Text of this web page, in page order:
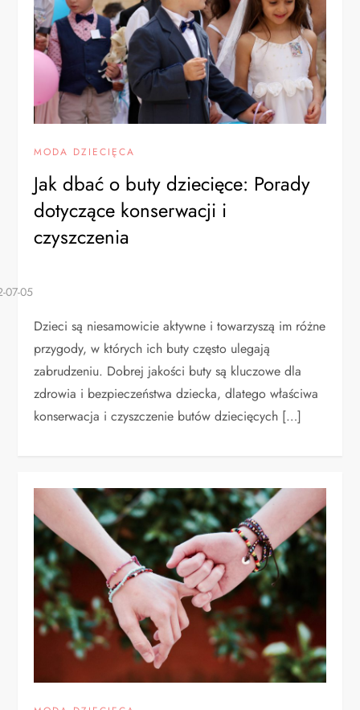
MODA DZIECIĘCA
Jak dbać o buty dziecięce: Porady
dotyczące konserwacji i
czyszczenia
Dzieci są niesamowicie aktywne i towarzyszą im różne
przygody, w których ich buty często ulegają
zabrudzeniu. Dobrej jakości buty są kluczowe dla
zdrowia i bezpieczeństwa dziecka, dlatego właściwa
konserwacja i czyszczenie butów dziecięcych […]